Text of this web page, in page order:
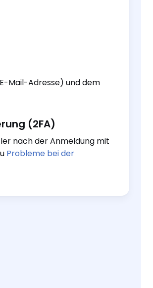
Mail-Adresse) und dem
(2FA)
nach der Anmeldung mit
Probleme bei der